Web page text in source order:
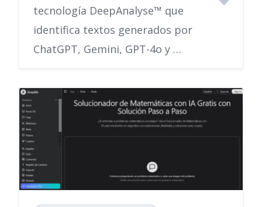
tecnología DeepAnalyse™ que
identifica textos generados por
ChatGPT, Gemini, GPT-4o y …